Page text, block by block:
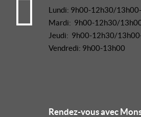
Lundi: 9h00-12h30/
Mardi: 9h00-12h30/
Jeudi: 9h00-12h30/
Vendredi: 9h00-13h00
Rendez-vous avec